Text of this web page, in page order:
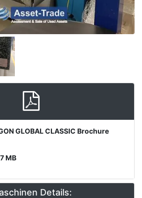
GLOBAL CLASSIC Brochure
MB
Details: